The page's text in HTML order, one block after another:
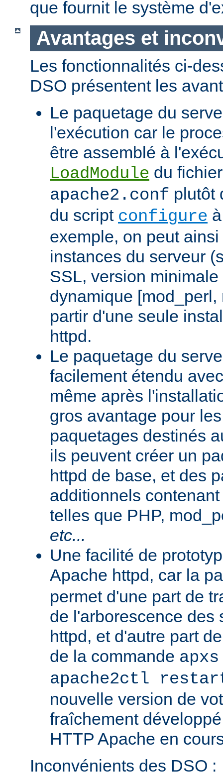
que fournit le système
Avantages et
Les fonctionnalités ci-
DSO présentent les
Le paquetage du
l'exécution car le
être assemblé à
LoadModule du
apache2.conf plutôt
du script configure
exemple, on peut
instances du serveur
SSL, version
dynamique
partir d'une seule
httpd.
Le paquetage du
facilement étendu
même après
gros avantage pour
paquetages destinés
ils peuvent créer un
httpd de base, et des
additionnels
telles que PHP,
etc...
Une facilité de
Apache httpd, car la
permet d'une part de
de l'arborescence des
httpd, et d'autre part
de la commande
apache2ctl
nouvelle version de
fraîchement
HTTP Apache en
Inconvénients des DSO :